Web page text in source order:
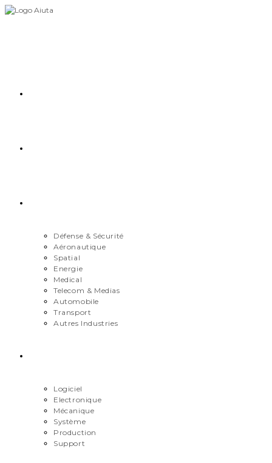
Skip
Défense & Sécurité
Aéronautique
Spatial
Energie
Medical
Telecom & Medias
Automobile
Transport
Autres Industries
Logiciel
Electronique
Mécanique
Système
Production
Support